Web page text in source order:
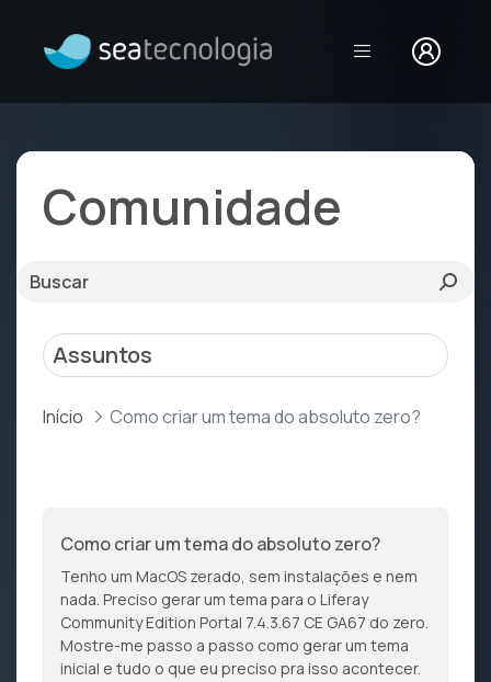
Como criar um
Comunidade
Assuntos
Início Como criar um tema do absoluto zero?
Como criar um tema do absoluto zero?
Tenho um MacOS zerado, sem instalações e nem
nada. Preciso gerar um tema para o Liferay
Community Edition Portal 7.4.3.67 CE GA67 do zero.
Mostre-me passo a passo como gerar um tema
inicial e tudo o que eu preciso pra isso acontecer.